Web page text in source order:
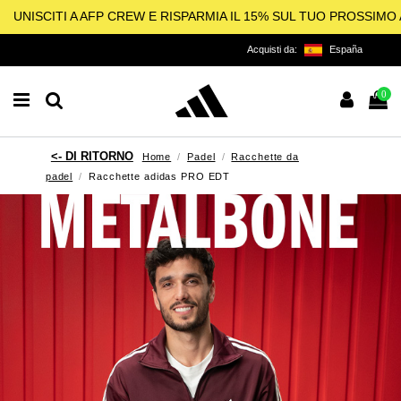
UNISCITI A AFP CREW E RISPARMIA IL 15% SUL TUO PROSSIMO
Acquisti da: España
0
Home Padel
Racchette da
padel
Racchette adidas PRO EDT